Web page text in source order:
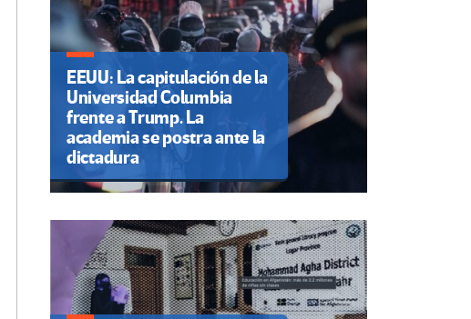
EEUU: La capitulación de la
Universidad Columbia
frente a Trump. La
academia se postra ante la
dictadura